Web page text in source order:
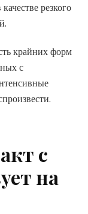
резкого
крайних форм
с
с
на